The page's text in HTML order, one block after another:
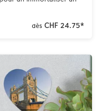
dès CHF 24.75*